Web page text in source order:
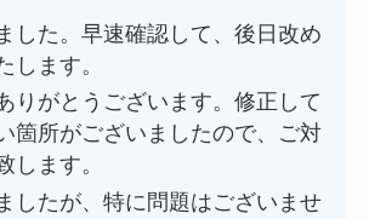
した。早速確認して、後日改め
します。
りがとうございます。修正して
箇所がございましたので、ご対
します。
したが、特に問題はございませ